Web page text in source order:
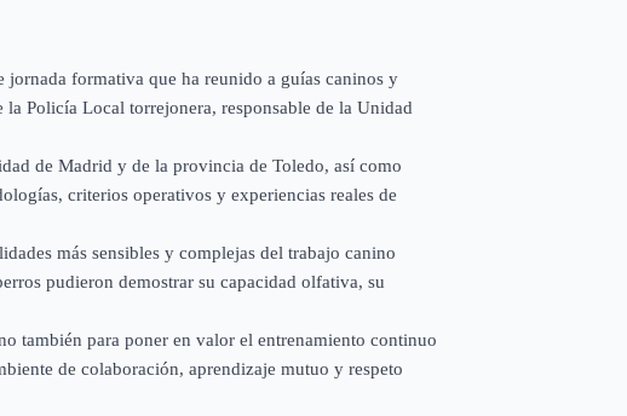
formativa que ha reunido a guías caninos y
Policía Local torrejonera, responsable de la Unidad
de Madrid y de la provincia de Toledo, así como
criterios operativos y experiencias reales de
más sensibles y complejas del trabajo canino
pudieron demostrar su capacidad olfativa, su
también para poner en valor el entrenamiento continuo
de colaboración, aprendizaje mutuo y respeto